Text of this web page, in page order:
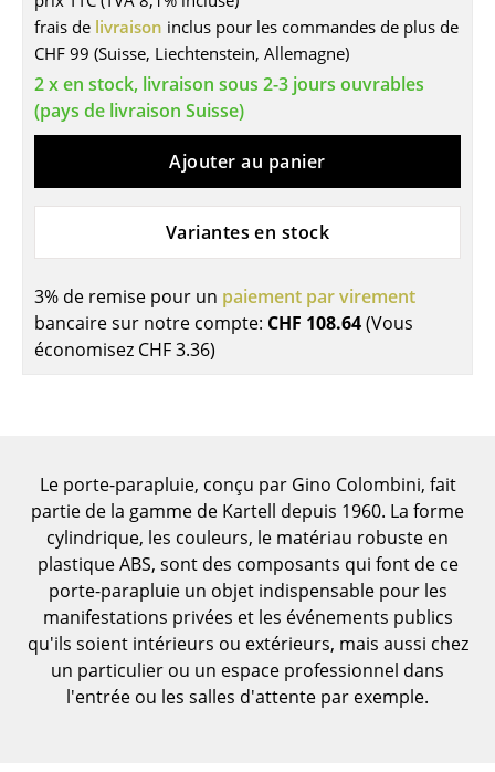
Tables
Tables de repas
Tables d’appoint
Bureaux & Secrétaires
Tables de conférence et Pupitres
Tables hautes & Pupitres
Chariots & Dessertes
Pièces détachées
... voir toutes les tables
Rangements
Étagères & Armoires
Bibliothèques
frais de livraison inclus pour les commandes de plus de
CHF 99 (Suisse, Liechtenstein, Allemagne)
2 x en stock, livraison sous 2-3 jours ouvrables
(pays de livraison Suisse)
Ajouter au panier
Variantes en stock
3% de remise pour un paiement par virement
bancaire sur notre compte: CHF 108.64(Vous
économisez CHF 3.36)
Le porte-parapluie, conçu par Gino Colombini, fait
partie de la gamme de Kartell depuis 1960. La forme
cylindrique, les couleurs, le matériau robuste en
plastique ABS, sont des composants qui font de ce
porte-parapluie un objet indispensable pour les
manifestations privées et les événements publics
qu'ils soient intérieurs ou extérieurs, mais aussi chez
un particulier ou un espace professionnel dans
l'entrée ou les salles d'attente par exemple.